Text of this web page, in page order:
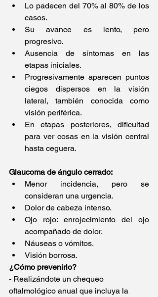
Lo padecen del 70% al 80% de los
casos.
Su avance es lento, pero
progresivo.
Ausencia de síntomas en las
etapas iniciales.
Progresivamente aparecen puntos
ciegos dispersos en la visión
lateral, también conocida como
visión periférica.
En etapas posteriores, dificultad
para ver cosas en la visión central
hasta ceguera.
Glaucoma de ángulo cerrado:
Menor incidencia, pero se
consideran una urgencia.
Dolor de cabeza intenso.
Ojo rojo: enrojecimiento del ojo
acompañado de dolor.
Náuseas o vómitos.
Visión borrosa.
¿Cómo prevenirlo?
- Realizándote un chequeo
oftalmológico anual que incluya la